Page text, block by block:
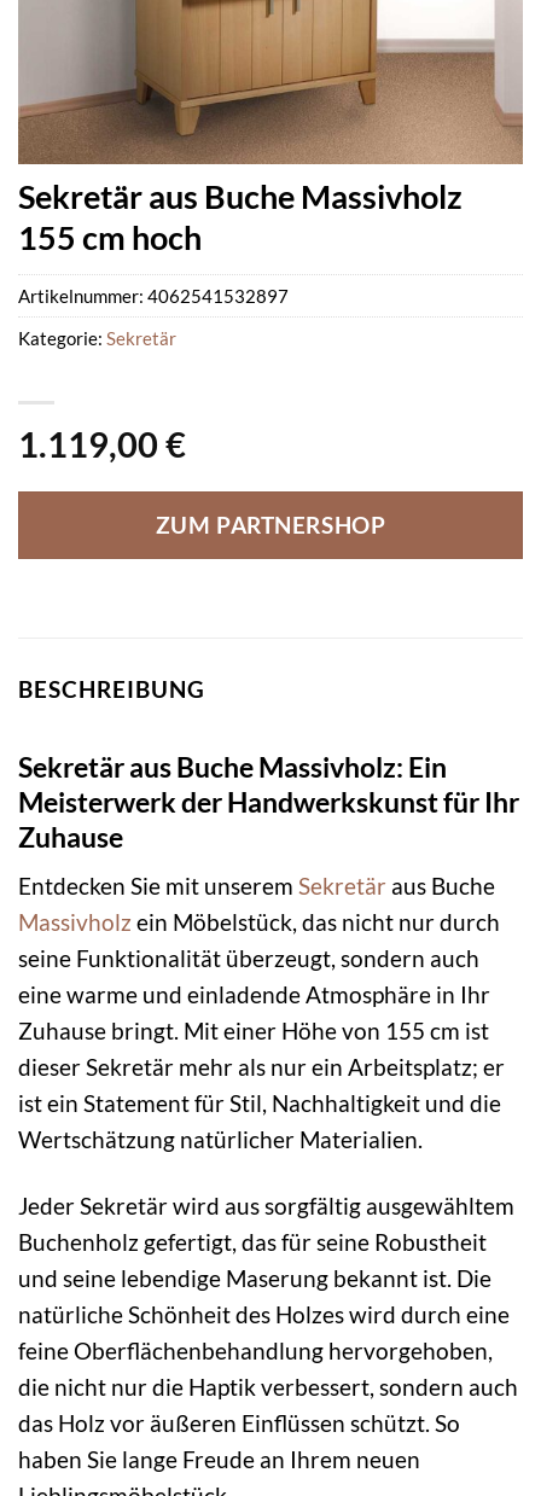
Sekretär aus Buche Massivholz
155 cm hoch
1.119,00 €
ZUM PARTNERSHOP
Artikelnummer: 4062541532897
Kategorie: Sekretär
BESCHREIBUNG
Sekretär aus Buche Massivholz: Ein
Meisterwerk der Handwerkskunst für Ihr
Zuhause
Entdecken Sie mit unserem Sekretär aus Buche
Massivholz ein Möbelstück, das nicht nur durch
seine Funktionalität überzeugt, sondern auch
eine warme und einladende Atmosphäre in Ihr
Zuhause bringt. Mit einer Höhe von 155 cm ist
dieser Sekretär mehr als nur ein Arbeitsplatz; er
ist ein Statement für Stil, Nachhaltigkeit und die
Wertschätzung natürlicher Materialien.
Jeder Sekretär wird aus sorgfältig ausgewähltem
Buchenholz gefertigt, das für seine Robustheit
und seine lebendige Maserung bekannt ist. Die
natürliche Schönheit des Holzes wird durch eine
feine Oberflächenbehandlung hervorgehoben,
die nicht nur die Haptik verbessert, sondern auch
das Holz vor äußeren Einflüssen schützt. So
haben Sie lange Freude an Ihrem neuen